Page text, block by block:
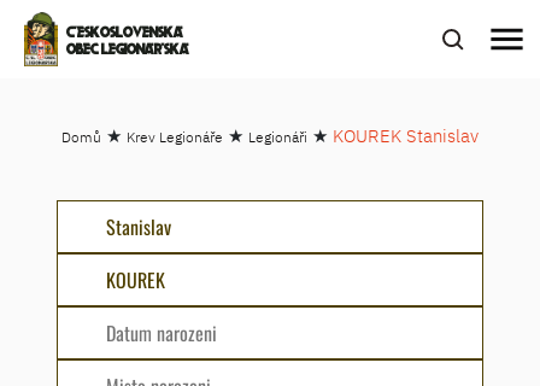
ČESKOSLOVENSKÁ
OBEC LEGIONÁŘSKÁ
menu
Domů ★ Krev Legionáře ★ Legionáři ★ KOUREK Stanislav